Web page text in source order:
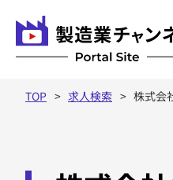
TOP 求人検索 株式会